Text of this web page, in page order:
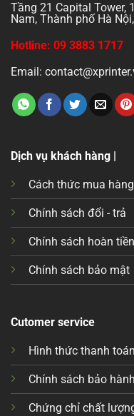
Tầng 21 Capital Tower,
Nam, Thành phố Hà
Hotline: 09 3883 1717
Email:
Dịch vụ khách hàng |
Cách thức mua hàng
Chính sách đổi - trả
Chính sách hoàn tiền
Chính sách bảo mật
Cutomer service
Hình thức thanh toán
Chính sách bảo hành
Chứng chỉ chất